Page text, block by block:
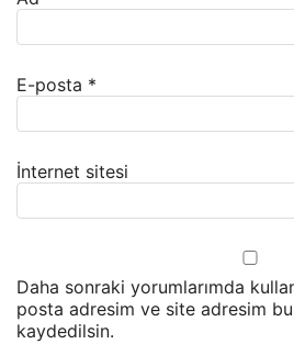
E-posta *
İnternet sitesi
Daha sonraki yorumlarımda
posta adresim ve site adresim bu
kaydedilsin.